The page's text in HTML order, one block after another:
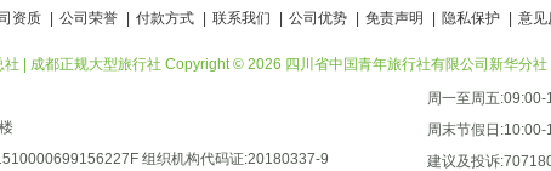
资质 公司荣誉 付款方式 联系我们 公司优势 免责声明 隐私保护 意见
社 | 成都正规大型旅行社 Copyright © 2026 四川省中国青年旅行社有限公司新华分
组织机构代码证:20180337-9
周一至周五:09:00-
周末节假日:10:00-
建议及投诉